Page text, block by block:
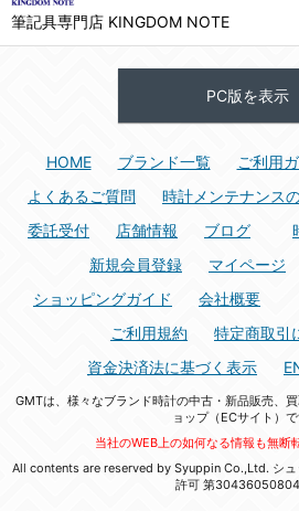
筆記具専門店 KINGDOM NOTE
PC版を表示
HOME ブランド一覧 ご利用
よくあるご質問
時計メンテナンス
委託受付
店舗情報 ブログ
新規会員登録
マイページ
ショッピングガイド
会社概要
ご利用規約
特定商取引
資金決済法に基づく表示
GMTは、様々なブランド時計の中古・新品販売、
ョップ（ECサイト）で
当社のWEB上の如何なる情報も無断
All contents are reserved by Syuppin Co.,Ltd. シュ
許可 第